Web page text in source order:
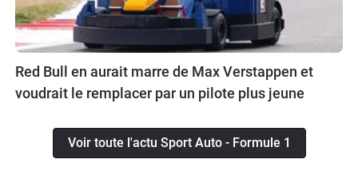
Red Bull en aurait marre de Max Verstappen et
voudrait le remplacer par un pilote plus jeune
Voir toute l'actu Sport Auto - Formule 1